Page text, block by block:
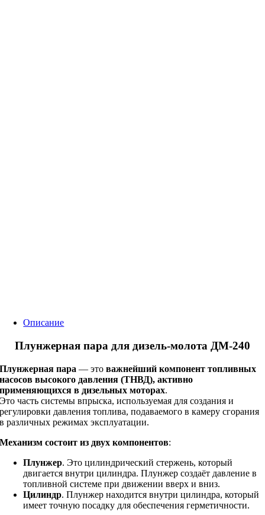
Описание
Плунжерная пара для дизель-молота ДМ-240
Плунжерная пара — этоважнейший компонент топливных
насосов высокого давления (ТНВД), активно
применяющихся в дизельных моторах.
Это часть системы впрыска, используемая для создания и
регулировки давления топлива, подаваемого в камеру сгорания
в различных режимах эксплуатации.
Механизм состоит из двух компонентов:
Плунжер. Это цилиндрический стержень, который
двигается внутри цилиндра. Плунжер создаёт давление в
топливной системе при движении вверх и вниз.
Цилиндр. Плунжер находится внутри цилиндра, который
имеет точную посадку для обеспечения герметичности.